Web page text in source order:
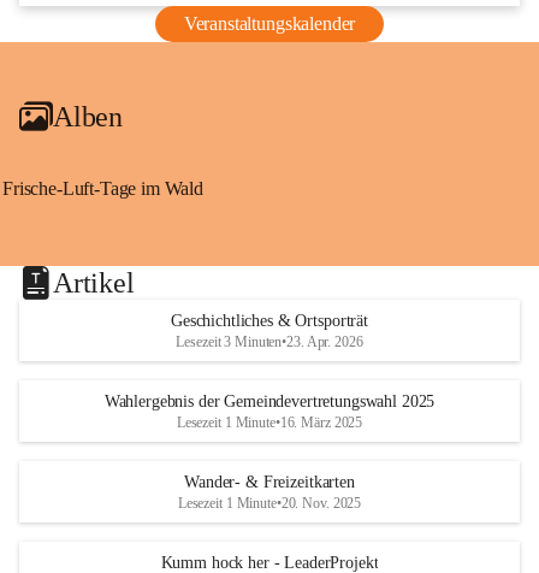
Veranstaltungskalender
Alben
Frische-Luft-Tage im Wald
Artikel
Geschichtliches & Ortsporträt
Lesezeit 3 Minuten•23. Apr. 2026
Wahlergebnis der Gemeindevertretungswahl 2025
Lesezeit 1 Minute•16. März 2025
Wander- & Freizeitkarten
Lesezeit 1 Minute•20. Nov. 2025
Kumm hock her - LeaderProjekt